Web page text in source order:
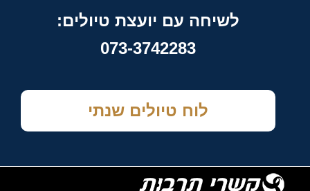
לשיחה עם יועצת טיולים:
073-3742283
לוח טיולים שנתי